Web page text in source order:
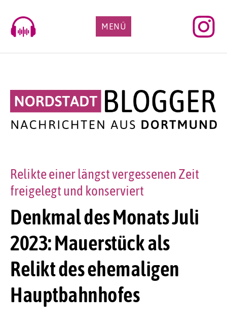
content
MENÜ
Denkmal des Monats Juli
2023: Mauerstück als
Relikt des ehemaligen
Hauptbahnhofes
Relikte einer längst vergessenen Zeit
freigelegt und konserviert